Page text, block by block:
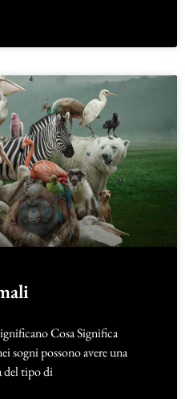
Cosa Significa
sogni possono avere una
del tipo di